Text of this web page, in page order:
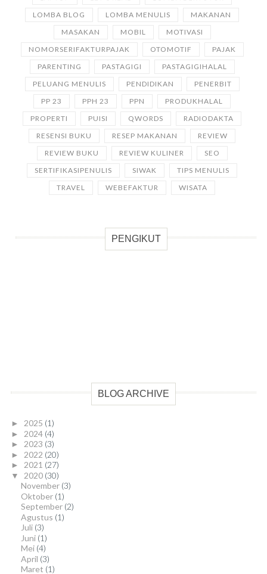
LOMBA BLOG
LOMBA MENULIS
MAKANAN
MASAKAN
MOBIL
MOTIVASI
NOMORSERIFAKTURPAJAK
OTOMOTIF
PAJAK
PARENTING
PASTAGIGI
PASTAGIGIHALAL
PELUANG MENULIS
PENDIDIKAN
PENERBIT
PP 23
PPH 23 PPN
PRODUKHALAL
PROPERTI
PUISI QWORDS
RADIODAKTA
RESENSI BUKU
RESEP MAKANAN
REVIEW
REVIEW BUKU
REVIEW KULINER
SEO
SERTIFIKASIPENULIS
SIWAK
TIPS MENULIS
TRAVEL
WEBEFAKTUR WISATA
PENGIKUT
BLOG ARCHIVE
► 2025 (1)
► 2024 (4)
► 2023 (3)
► 2022 (20)
► 2021 (27)
▼ 2020 (30)
November (3)
Oktober (1)
September (2)
Agustus (1)
Juli (3)
Juni (1)
Mei (4)
April (3)
Maret (1)